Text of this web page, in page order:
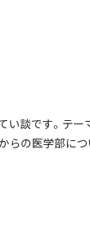
い談です。テー
の医学部につ